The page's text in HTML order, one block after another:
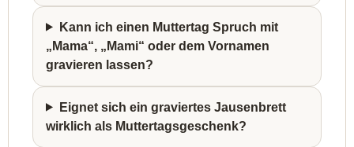
Kann ich einen Muttertag Spruch mit
„Mama“, „Mami“ oder dem Vornamen
gravieren lassen?
Eignet sich ein graviertes Jausenbrett
wirklich als Muttertagsgeschenk?